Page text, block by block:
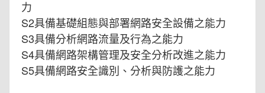
力
S2具備基礎組態與部署網路安全設備之能力
S3具備分析網路流量及行為之能力
S4具備網路架構管理及安全分析改進之能力
S5具備網路安全識別、分析與防護之能力